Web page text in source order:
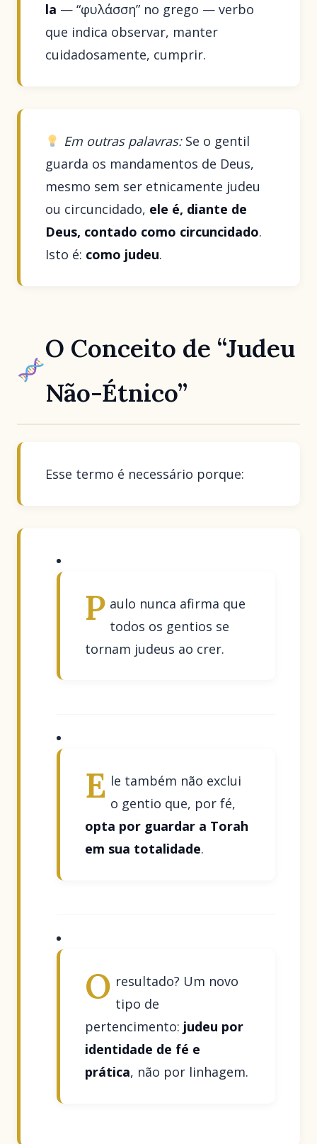
la — “φυλάσση” no grego — verbo
que indica observar, manter
cuidadosamente, cumprir.
Em outras palavras:Se o gentil
guarda os mandamentos de Deus,
mesmo sem ser etnicamente judeu
ou circuncidado, ele é, diante de
Deus, contado como circuncidado.
Isto é: como judeu.
O Conceito de “Judeu
Não-Étnico”
Esse termo é necessário porque:
P aulo nunca afirma que
todos os gentios se
tornam judeus ao crer.
E le também não exclui
o gentio que, por fé,
opta por guardar a Torah
em sua totalidade.
O resultado? Um novo
tipo de
pertencimento: judeu por
identidade de fé e
prática, não por linhagem.